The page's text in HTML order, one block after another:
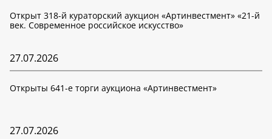
Открыт 318-й кураторский аукцион «Артинвестмент» «21-й
век. Современное российское искусство»
27.07.2026
Открыты 641-е торги аукциона «Артинвестмент»
27.07.2026